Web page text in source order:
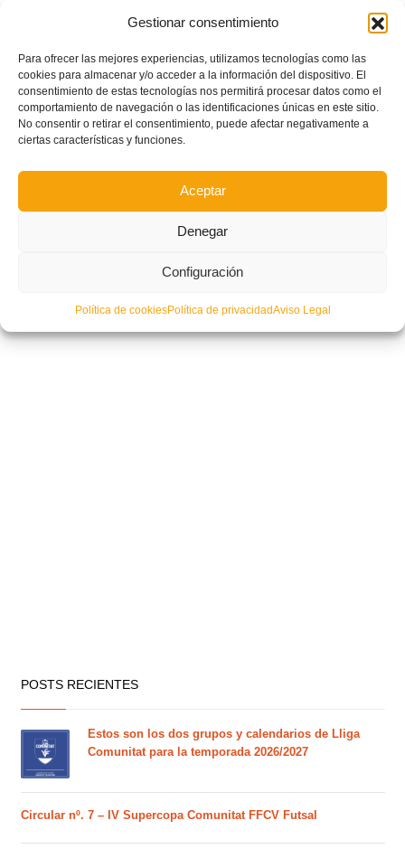
Gestionar consentimiento
Para ofrecer las mejores experiencias, utilizamos tecnologías como las
cookies para almacenar y/o acceder a la información del dispositivo. El
consentimiento de estas tecnologías nos permitirá procesar datos como el
comportamiento de navegación o las identificaciones únicas en este sitio.
No consentir o retirar el consentimiento, puede afectar negativamente a
ciertas características y funciones.
Aceptar
Denegar
Configuración
Política de cookiesPolítica de privacidadAviso Legal
Horarios unificados para las últimas jornadas de las siguientes
competiciones FFCV
POSTS RECIENTES
Estos son los dos grupos y calendarios de Lliga
Comunitat para la temporada 2026/2027
Circular nº. 7 – IV Supercopa Comunitat FFCV Futsal